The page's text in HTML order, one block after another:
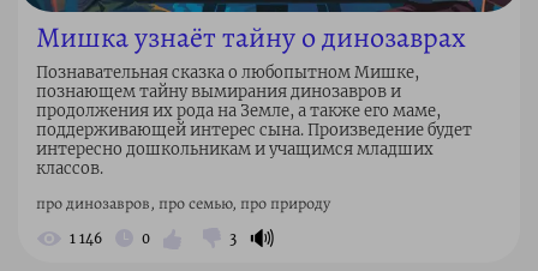
Мишка узнаёт тайну о динозаврах
Познавательная сказка о любопытном Мишке,
познающем тайну вымирания динозавров и
продолжения их рода на Земле, а также его маме,
поддерживающей интерес сына. Произведение будет
интересно дошкольникам и учащимся младших
классов.
про динозавров, про семью, про природу
1 146 0 3 🔊